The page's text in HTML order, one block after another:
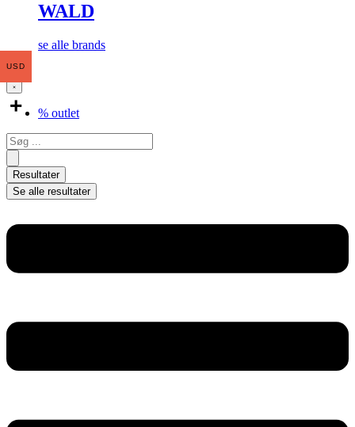
WALD
se alle brands
% outlet
Search
...
Resultater
Se alle resultater
USD